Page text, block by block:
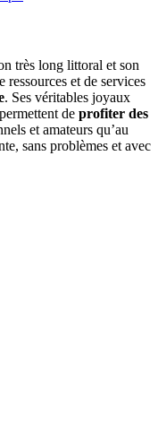
très long littoral et son
ressources et de services
. Ses véritables joyaux
de profiter des
et amateurs qu’au
sans problèmes et avec